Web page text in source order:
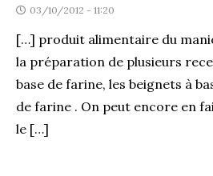
03/10/2012 - 11:20
[…] produit alimentaire du
la préparation de plusieurs
base de farine, les beignets à
de farine . On peut encore en
le […]